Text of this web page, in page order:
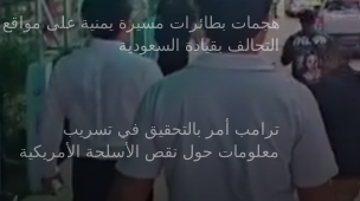
هجمات بطائرات مسيرة يمنية على مواقع
التحالف بقيادة السعودية
ترامب أمر بالتحقيق في تسريب
معلومات حول نقص الأسلحة الأمريكية